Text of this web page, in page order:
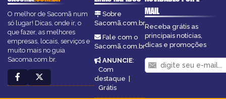
O melhor de Sacomã num
só lugar! Dicas, onde ir, o
que fazer, as melhores
empresas, locais, serviços e
muito mais no guia
Sacoma.com.br.
Sobre
Sacomã.com.br
Fale com o
Sacomã.com.br
ANUNCIE:
Com
destaque |
Grátis
MAIL
Receba grátis as
principais notícias,
dicas e promoções